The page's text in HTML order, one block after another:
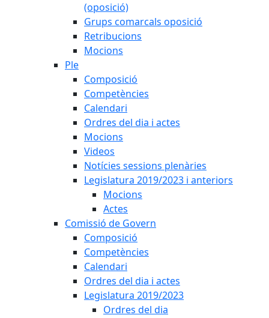
(oposició)
Grups comarcals oposició
Retribucions
Mocions
Ple
Composició
Competències
Calendari
Ordres del dia i actes
Mocions
Videos
Notícies sessions plenàries
Legislatura 2019/2023 i anteriors
Mocions
Actes
Comissió de Govern
Composició
Competències
Calendari
Ordres del dia i actes
Legislatura 2019/2023
Ordres del dia